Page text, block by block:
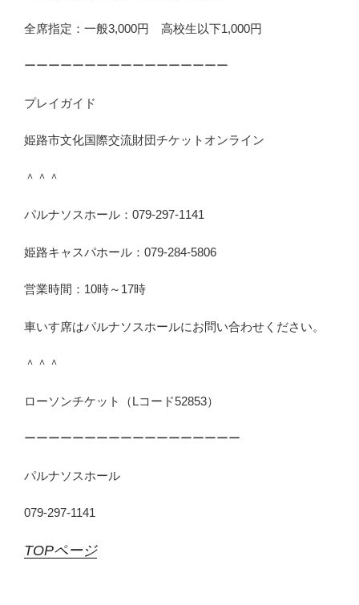
全席指定：一般3,000円 高校生以下1,000円
ーーーーーーーーーーーーーーーーー
プレイガイド
姫路市文化国際交流財団チケットオンライン
＾＾＾
パルナソスホール：079-297-1141
姫路キャスパホール：079-284-5806
営業時間：10時～17時
車いす席はパルナソスホールにお問い合わせください。
＾＾＾
ローソンチケット（Lコード52853）
ーーーーーーーーーーーーーーーーーー
パルナソスホール
079-297-1141
TOPページ